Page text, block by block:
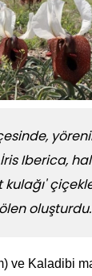
Iberica,
kulağı'
oluşturdu.
ve Kaladibi